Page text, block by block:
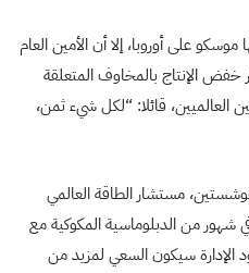
على أوروبا، إلا أن الأمين العام
خفض الإنتاج بالمخاوف المتعلقة
العالميين، قائلا: “لكل شيء ثمن،
مستشار الطاقة العالمي
شهور من الدبلوماسية المكوكية مع
الإدارة سيكون السعي لمزيد من